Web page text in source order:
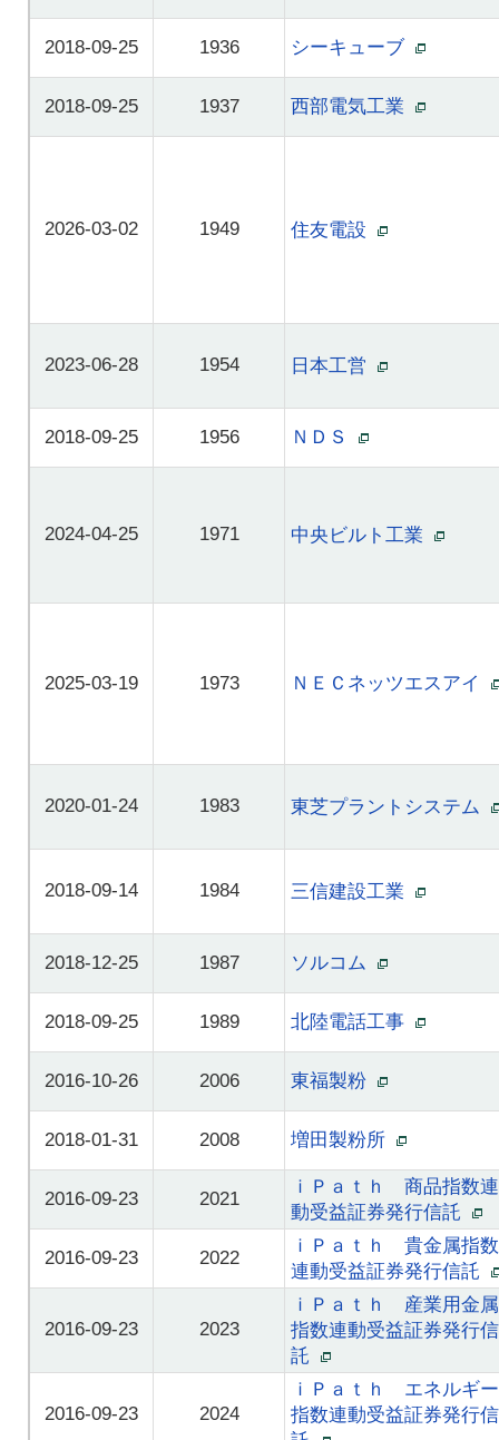
2018-09-25 1936 シーキューブ
2018-09-25 1937 西部電気工業
2026-03-02 1949 住友電設
2023-06-28 1954 日本工営
2018-09-25 1956 ＮＤＳ
2024-04-25 1971 中央ビルト工業
2025-03-19 1973 ＮＥＣネッツエスアイ
2020-01-24 1983 東芝プラントシステム
2018-09-14 1984 三信建設工業
2018-12-25 1987 ソルコム
2018-09-25 1989 北陸電話工事
2016-10-26 2006 東福製粉
2018-01-31 2008 増田製粉所
2016-09-23 2021
ｉＰａｔｈ 商品指数連
動受益証券発行信託
2016-09-23 2022
ｉＰａｔｈ 貴金属指数
連動受益証券発行信託
2016-09-23 2023
ｉＰａｔｈ 産業用金属
指数連動受益証券発行信
託
2016-09-23 2024
ｉＰａｔｈ エネルギー
指数連動受益証券発行信